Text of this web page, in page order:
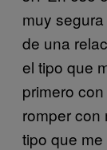
muy
de una
el tipo que
primero
romper con
tipo que